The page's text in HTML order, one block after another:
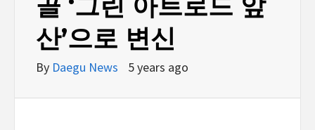
산’으로 변신
By Daegu News 5 years ago